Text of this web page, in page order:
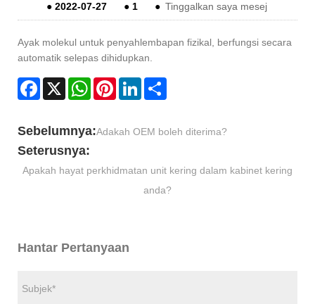
● 2022-07-27 ● 1 ● Tinggalkan saya mesej
Ayak molekul untuk penyahlembapan fizikal, berfungsi secara
automatik selepas dihidupkan.
Facebook
X WhatsAppPinterestLinkedIn
Sebelumnya:Adakah OEM boleh diterima?
Seterusnya:
Apakah hayat perkhidmatan unit kering dalam kabinet kering
anda?
Hantar Pertanyaan